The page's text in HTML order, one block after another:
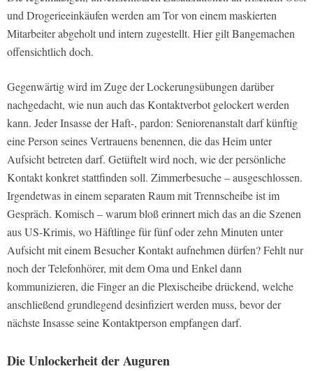
und Drogerieeinkäufen werden am Tor von einem maskierten
Mitarbeiter abgeholt und intern zugestellt. Hier gilt Bangemachen
offensichtlich doch.
Gegenwärtig wird im Zuge der Lockerungsübungen darüber
nachgedacht, wie nun auch das Kontaktverbot gelockert werden
kann. Jeder Insasse der Haft-, pardon: Seniorenanstalt darf künftig
eine Person seines Vertrauens benennen, die das Heim unter
Aufsicht betreten darf. Getüftelt wird noch, wie der persönliche
Kontakt konkret stattfinden soll. Zimmerbesuche – ausgeschlossen.
Irgendetwas in einem separaten Raum mit Trennscheibe ist im
Gespräch. Komisch – warum bloß erinnert mich das an die Szenen
aus US-Krimis, wo Häftlinge für fünf oder zehn Minuten unter
Aufsicht mit einem Besucher Kontakt aufnehmen dürfen? Fehlt nur
noch der Telefonhörer, mit dem Oma und Enkel dann
kommunizieren, die Finger an die Plexischeibe drückend, welche
anschließend grundlegend desinfiziert werden muss, bevor der
nächste Insasse seine Kontaktperson empfangen darf.
Die Unlockerheit der Auguren